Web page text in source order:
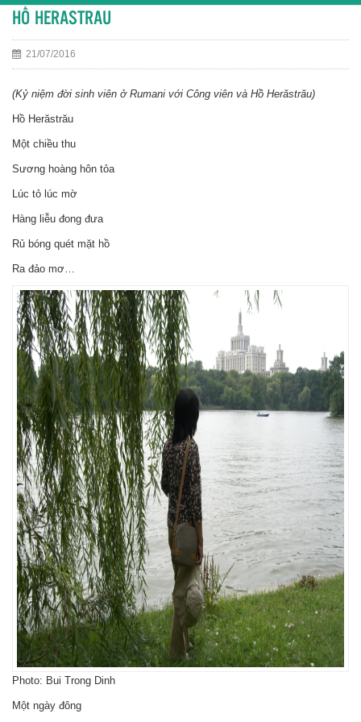
HỒ HERASTRAU
21/07/2016
(Kỷ niệm đời sinh viên ở Rumani với Công viên và Hồ Herăstrău)
Hồ Herăstrău
Một chiều thu
Sương hoàng hôn tỏa
Lúc tỏ lúc mờ
Hàng liễu đong đưa
Rủ bóng quét mặt hồ
Ra đảo mơ…
Photo: Bui Trong Dinh
Một ngày đông